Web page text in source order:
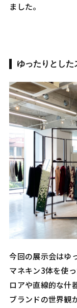
ました。
ゆったりとした
今回の展示会はゆ
マネキン3体を使
ロアや直線的な什
ブランドの世界観